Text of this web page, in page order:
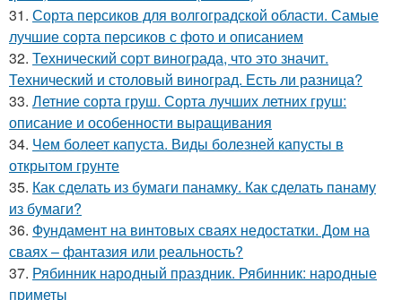
31. Сорта персиков для волгоградской области. Самые
лучшие сорта персиков с фото и описанием
32. Технический сорт винограда, что это значит.
Технический и столовый виноград. Есть ли разница?
33. Летние сорта груш. Сорта лучших летних груш:
описание и особенности выращивания
34. Чем болеет капуста. Виды болезней капусты в
открытом грунте
35. Как сделать из бумаги панамку. Как сделать панаму
из бумаги?
36. Фундамент на винтовых сваях недостатки. Дом на
сваях – фантазия или реальность?
37. Рябинник народный праздник. Рябинник: народные
приметы